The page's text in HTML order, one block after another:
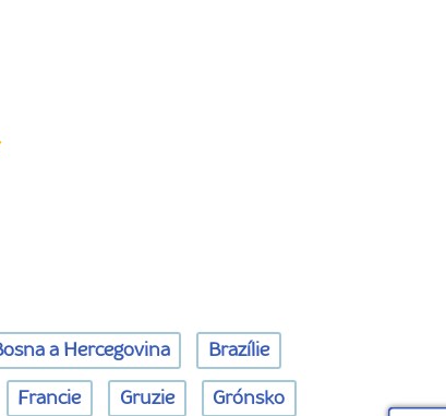
a Hercegovina Brazílie
Francie Gruzie Grónsko